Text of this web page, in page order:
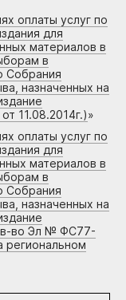
оплаты услуг по
для
материалов в
в
Собрания
назначенных на
11.08.2014г.)»
оплаты услуг по
для
материалов в
в
Собрания
назначенных на
во Эл № ФС77-
региональном